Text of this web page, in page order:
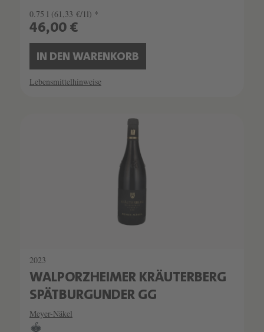
0.75 l (61,33 €/1l) *
46,00 €
IN DEN WARENKORB
Lebensmittelhinweise
2023
WALPORZHEIMER KRÄUTERBERG
SPÄTBURGUNDER GG
Meyer-Näkel